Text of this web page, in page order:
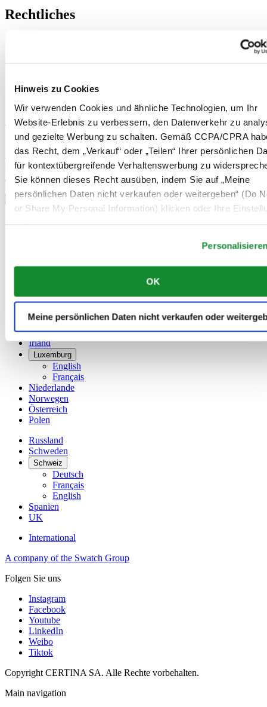
Hinweis zu Cookies
Wir verwenden Cookies und ähnliche Technologien, um Ihr
Website-Erlebnis zu verbessern, den Datenverkehr zu
und gezielte Werbung zu schalten. Gemäß CCPA/CPRA
das Recht, dem „Verkauf“ oder „Teilen“ Ihrer persönlichen
für kontextübergreifende Verhaltenswerbung zu
Sie können dieses Recht ausüben, indem Sie auf „Meine
persönlichen Daten nicht verkaufen oder weitergeben“ (Do
or Share My Personal Information) klicken oder Ihre
OK
Meine persönlichen Daten nicht verkaufen oder
Rechtliches
Verkaufsbedingungen und Konditionen
Widerruf des Vertrags
Willkommen im CERTINA Club
Abonnieren Sie unseren Newsletter und erhalten Sie exklusive
Information
Anmelden
Land/Region auswählen
Sprachumschalter
English
Deutschland
Finnland
France
Irland
Luxemburg
English
Français
Niederlande
Norwegen
Österreich
Polen
Russland
Schweden
Schweiz
Deutsch
Français
English
Spanien
UK
International
A company of the Swatch Group
Folgen Sie uns
Instagram
Facebook
Youtube
LinkedIn
Weibo
Tiktok
Copyright CERTINA SA. Alle Rechte vorbehalten.
Main navigation